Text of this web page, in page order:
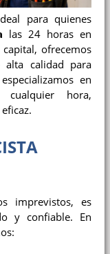
para quienes
las 24 horas en
ofrecemos
calidad para
en
cualquier hora,
imprevistos, es
y confiable. En